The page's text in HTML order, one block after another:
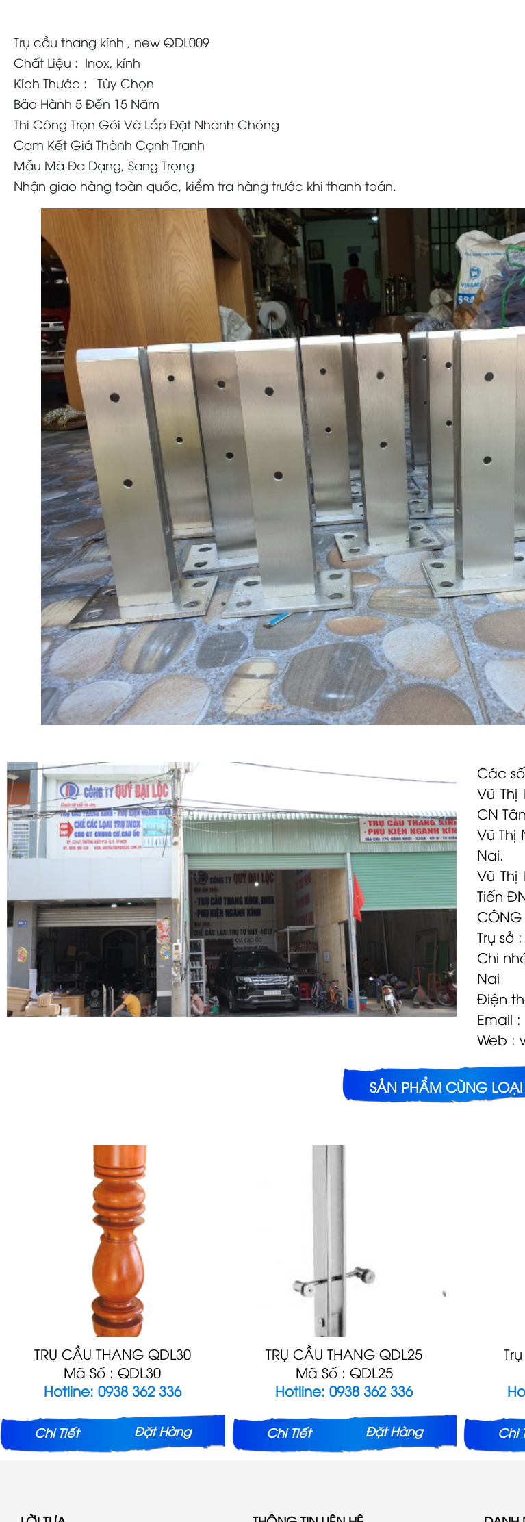
Trụ cầu thang kính , new QDL009
Chất Liệu : Inox, kính
Kích Thước : Tùy Chọn
Bảo Hành 5 Đến 15 Năm
Thi Công Trọn Gói Và Lắp Đặt Nhanh Chóng
Cam Kết Giá Thành Cạnh Tranh
Mẫu Mã Đa Dạng, Sang Trọng
Nhận giao hàng toàn quốc, kiểm tra hàng trước khi thanh toán.
Các
Vũ Thị
CN
Vũ Thị
Nai.
Vũ Thị
Tiến
CÔNG
Trụ sở
Chi
Nai
Điện
Email :
Web :
SẢN PHẨM CÙNG LOẠI
TRỤ CẦU THANG QDL30
Mã Số : QDL30
Hotline: 0938 362 336
Chi Tiết Đặt Hàng
TRỤ CẦU THANG QDL25
Mã Số : QDL25
Hotline: 0938 362 336
Chi Tiết Đặt Hàng Chi